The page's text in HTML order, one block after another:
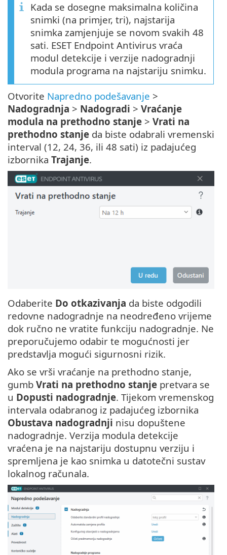
Kada se dosegne maksimalna količina
snimki (na primjer, tri), najstarija
snimka zamjenjuje se novom svakih 48
sati. ESET Endpoint Antivirus vraća
modul detekcije i verzije nadogradnji
modula programa na najstariju snimku.
Otvorite Napredno podešavanje >
Nadogradnja > Nadogradi > Vraćanje
modula na prethodno stanje > Vrati na
prethodno stanje da biste odabrali vremenski
interval (12, 24, 36, ili 48 sati) iz padajućeg
izbornika Trajanje.
Odaberite Do otkazivanja da biste odgodili
redovne nadogradnje na neodređeno vrijeme
dok ručno ne vratite funkciju nadogradnje. Ne
preporučujemo odabir te mogućnosti jer
predstavlja mogući sigurnosni rizik.
Ako se vrši vraćanje na prethodno stanje,
gumb Vrati na prethodno stanje pretvara se
u Dopusti nadogradnje. Tijekom vremenskog
intervala odabranog iz padajućeg izbornika
Obustava nadogradnji nisu dopuštene
nadogradnje. Verzija modula detekcije
vraćena je na najstariju dostupnu verziju i
spremljena je kao snimka u datotečni sustav
lokalnog računala.